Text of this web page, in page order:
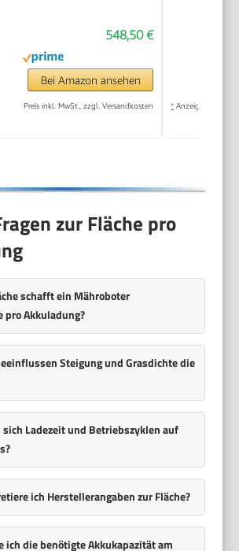
548,50 €
Bei Amazon ansehen
Preis inkl. MwSt., zzgl. Versandkosten * Anzeige
zur Fläche pro
schafft ein Mähroboter
Akkuladung?
Steigung und Grasdichte die
Ladezeit und Betriebszyklen auf
ich Herstellerangaben zur Fläche?
ich die benötigte Akkukapazität am